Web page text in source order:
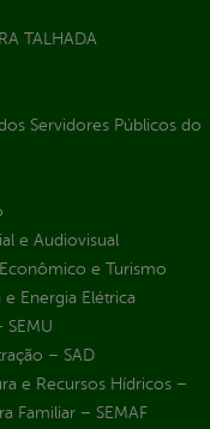
TALHADA
Servidores Públicos do
e Audiovisual
e Turismo
Energia Elétrica
SEMU
– SAD
e Recursos Hídricos –
Familiar – SEMAF